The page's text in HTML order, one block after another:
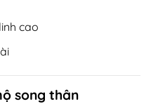
cao
song thân